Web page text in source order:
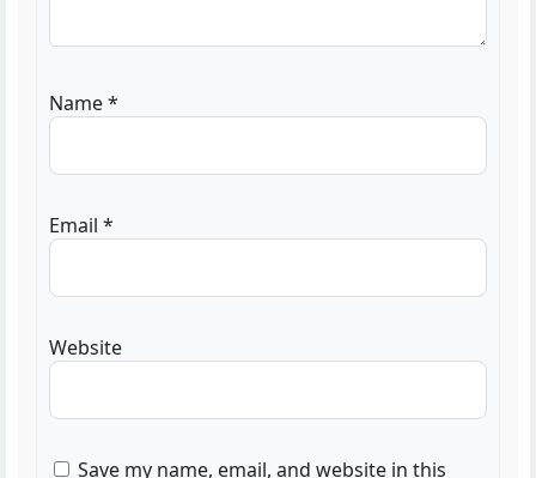
Name*
Email *
Website
Save my name, email, and website in this